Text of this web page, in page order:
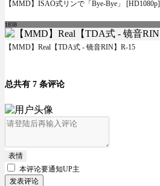
【MMD】ISAO式リンで「Bye-Bye」 [HD1080p]
1838
【MMD】Real【TDA式 - 镜音RIN】R-15
总共有 7 条评论
表情
本评论要通知UP主
发表评论